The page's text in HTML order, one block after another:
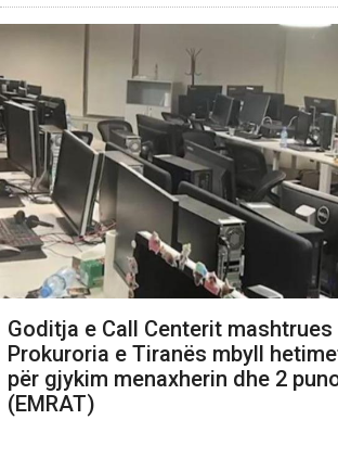
Goditja e Call Centerit mashtrues
Prokuroria e Tiranës mbyll
për gjykim menaxherin dhe 2
(EMRAT)